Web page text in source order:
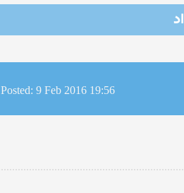
Posted: 9 Feb 2016 19:56